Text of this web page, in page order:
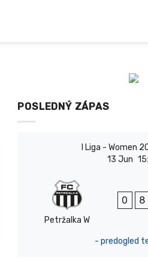
POSLEDNÝ ZÁPAS
I Liga - Women
13 Jun
Petržalka W
0 8
- predogled